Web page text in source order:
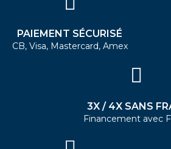
PAIEMENT SÉCURISÉ
CB, Visa, Mastercard, Amex
3X / 4X SANS
Financement avec